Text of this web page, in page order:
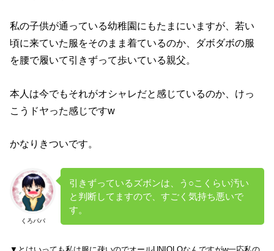
私の子供が通っている幼稚園にもたまにいますが、若い
頃に来ていた服をそのまま着ているのか、ダボダボの服
を腰で履いて引きずって歩いている親父。
本人は今でもそれがオシャレだと感じているのか、けっ
こうドヤった感じですw
かなりきついです。
くろパパ
引きずっているズボンは、う○こくらい汚い
と判断してますので、すごく気持ち悪いで
す。